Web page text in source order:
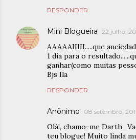
RESPONDER
Mini Blogueira 22 julho,
AAAAAIIIII.....que
1 dia para o
ganhar(como muitas
Bjs Ila
RESPONDER
Anônimo 08 setembro,
Olá!, chamo-me
teu blogue! Muito linda